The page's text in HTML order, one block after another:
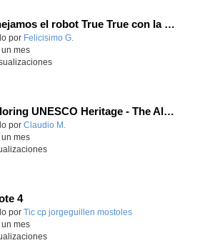
Manejamos el robot True True con la app y hacemos carreras
educativo.
por Felicisimo G.
un mes
Exploring UNESCO Heritage - The Alhambra
educativo.
por Claudio M.
un mes
4
por Tic cp jorgeguillen mostoles-
un mes